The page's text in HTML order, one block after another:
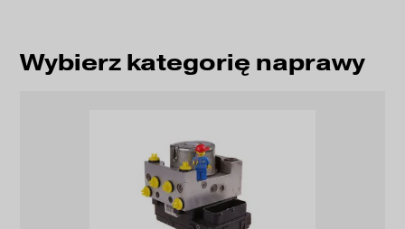
Wybierz kategorię naprawy